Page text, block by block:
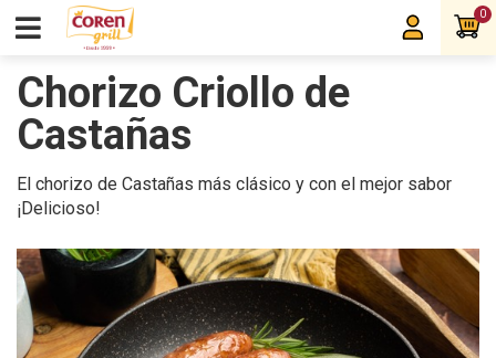
0
Chorizo Criollo de
Castañas
El chorizo de Castañas más clásico y con el mejor sabor
¡Delicioso!